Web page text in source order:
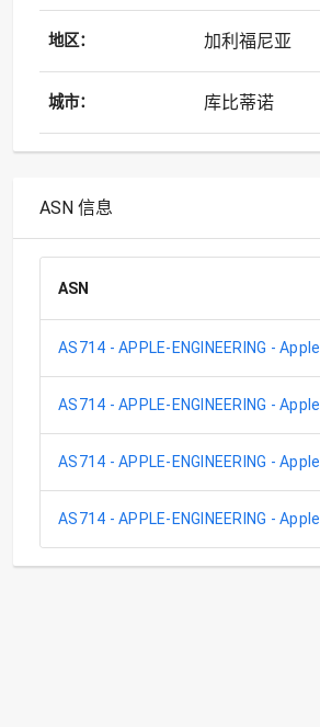
地区： 加利福尼亚
城市： 库比蒂诺
ASN 信息
ASN
AS714 - APPLE-ENGINEERING - Apple
AS714 - APPLE-ENGINEERING - Apple
AS714 - APPLE-ENGINEERING - Apple
AS714 - APPLE-ENGINEERING - Apple